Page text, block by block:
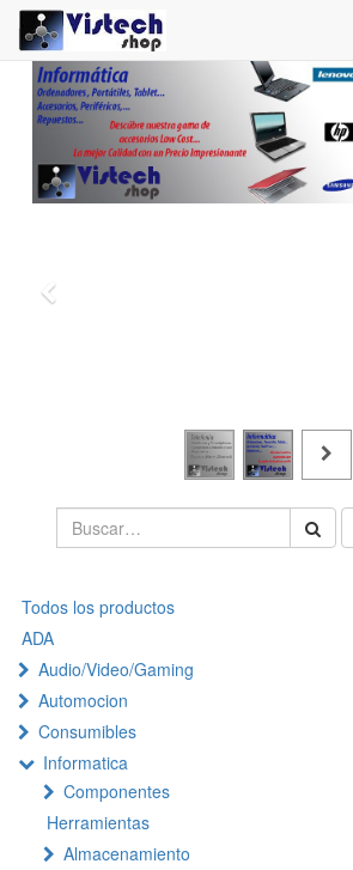
Todos los productos
ADA
Audio/Video/Gaming
Automocion
Consumibles
Informatica
Componentes
Herramientas
Almacenamiento